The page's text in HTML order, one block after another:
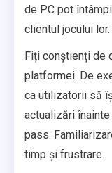
de PC pot
clientul jocului lor.
Fiți conștienți de
platformei. De
ca utilizatorii să
actualizări
pass.
timp și frustrare.